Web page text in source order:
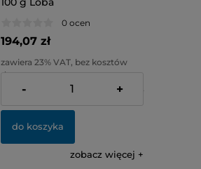
0 ocen
194,07 zł
zawiera 23% VAT, bez kosztów
dostawy
Cena netto:
157,78 zł
- +
do koszyka
zobacz więcej